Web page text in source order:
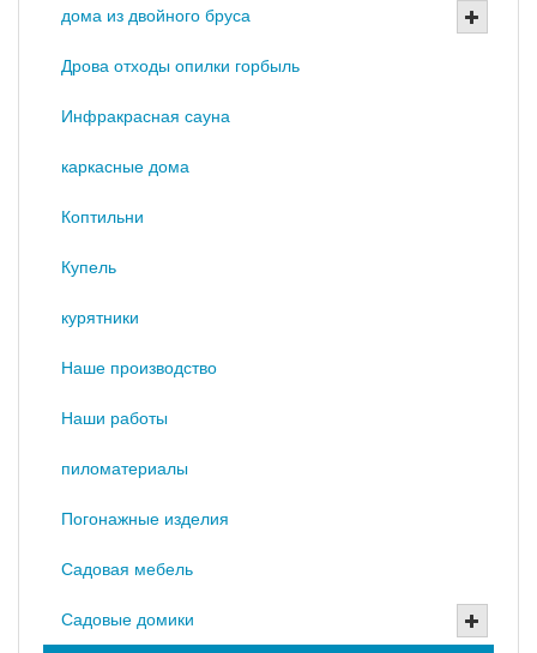
дома из двойного бруса
Дрова отходы опилки горбыль
Инфракрасная сауна
каркасные дома
Коптильни
Купель
курятники
Наше производство
Наши работы
пиломатериалы
Погонажные изделия
Садовая мебель
Садовые домики